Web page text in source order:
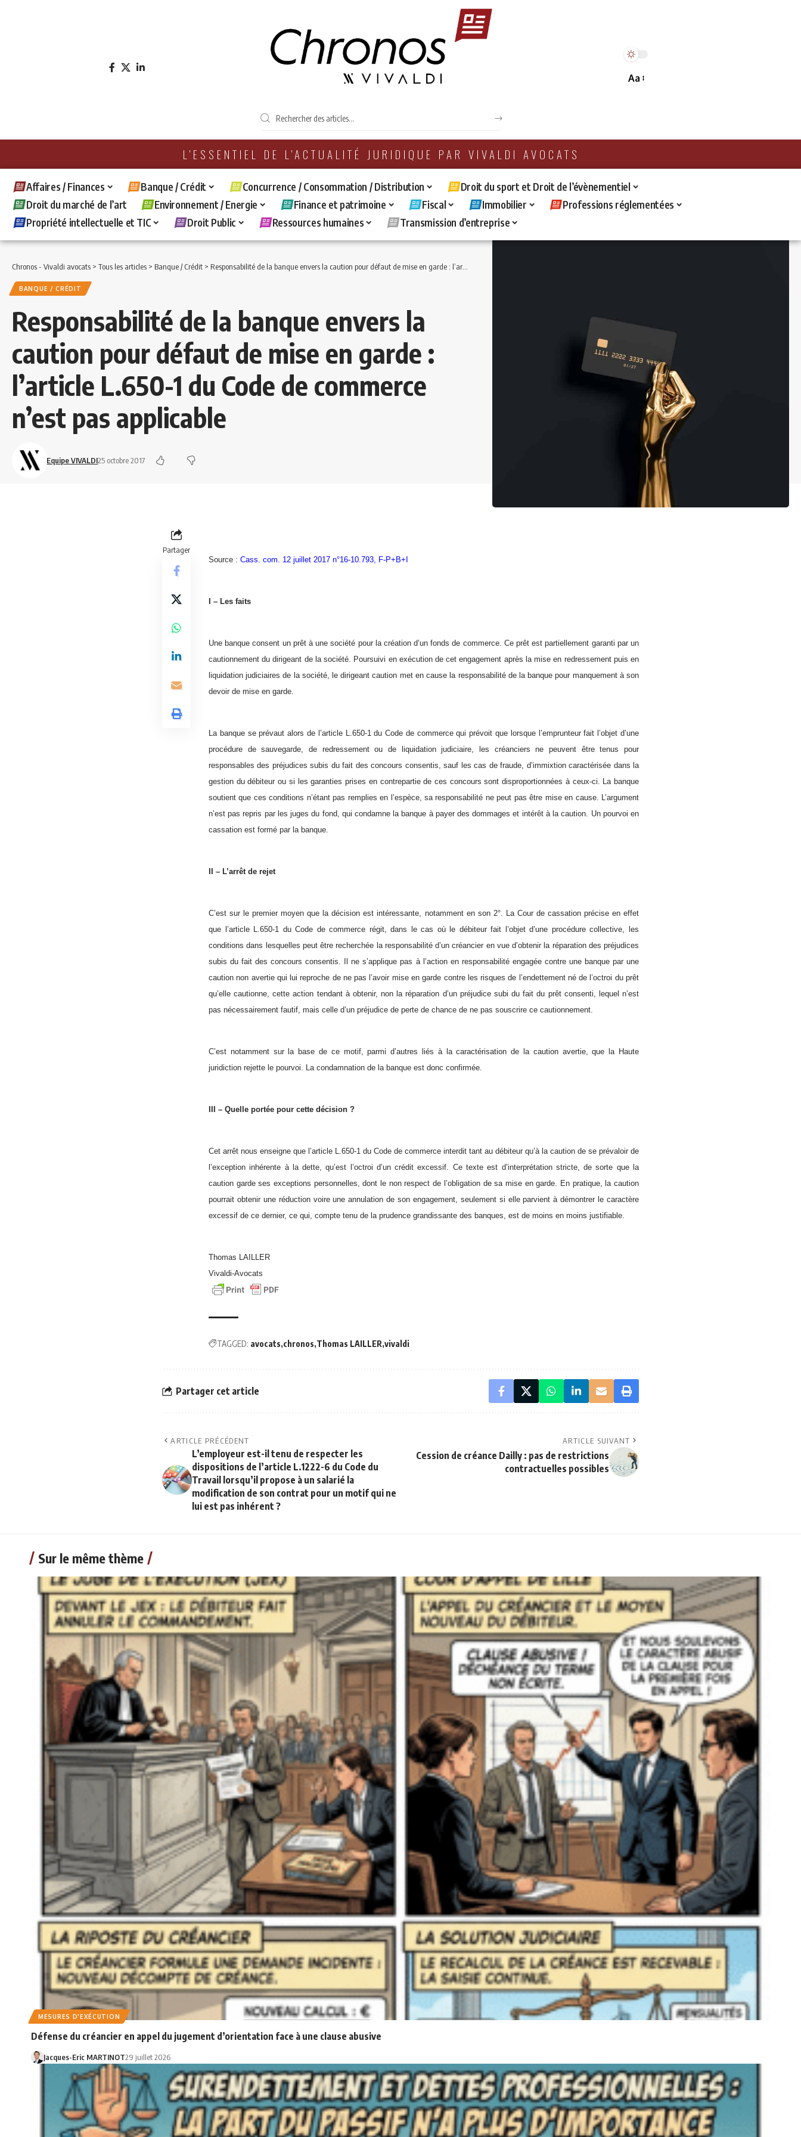
Aa
L'ESSENTIEL DE L'ACTUALITÉ JURIDIQUE PAR VIVALDI AVOCATS
Affaires / Finances Banque / Crédit Concurrence / Consommation / Distribution
Droit du sport et Droit de l’évènementiel
Droit du marché de l’art
Environnement / Energie Finance et patrimoine Fiscal Immobilier
Professions réglementées
Propriété intellectuelle et TIC
Droit Public Ressources humaines Transmission d’entreprise
Chronos - Vivaldi avocats > Tous les articles > Banque / Crédit > Responsabilité de la banque envers la caution pour défaut de mise en garde : l’article L.650-1 du Code de commerce n’est pas applicable
BANQUE / CRÉDIT
Responsabilité de la banque envers la
caution pour défaut de mise en garde :
l’article L.650-1 du Code de commerce
n’est pas applicable
Equipe VIVALDI25 octobre 2017
Partager
Source : Cass. com. 12 juillet 2017 n°16-10.793, F-P+B+I
I – Les faits
Une banque consent un prêt à une société pour la création d’un fonds de commerce. Ce prêt est partiellement garanti par un
cautionnement du dirigeant de la société. Poursuivi en exécution de cet engagement après la mise en redressement puis en
liquidation judiciaires de la société, le dirigeant caution met en cause la responsabilité de la banque pour manquement à son
devoir de mise en garde.
La banque se prévaut alors de l’article L.650-1 du Code de commerce qui prévoit que lorsque l’emprunteur fait l’objet d’une
procédure de sauvegarde, de redressement ou de liquidation judiciaire, les créanciers ne peuvent être tenus pour
responsables des préjudices subis du fait des concours consentis, sauf les cas de fraude, d’immixtion caractérisée dans la
gestion du débiteur ou si les garanties prises en contrepartie de ces concours sont disproportionnées à ceux-ci. La banque
soutient que ces conditions n’étant pas remplies en l’espèce, sa responsabilité ne peut pas être mise en cause. L’argument
n’est pas repris par les juges du fond, qui condamne la banque à payer des dommages et intérêt à la caution. Un pourvoi en
cassation est formé par la banque.
II – L’arrêt de rejet
C’est sur le premier moyen que la décision est intéressante, notamment en son 2°. La Cour de cassation précise en effet
que l’article L.650-1 du Code de commerce régit, dans le cas où le débiteur fait l’objet d’une procédure collective, les
conditions dans lesquelles peut être recherchée la responsabilité d’un créancier en vue d’obtenir la réparation des préjudices
subis du fait des concours consentis. Il ne s’applique pas à l’action en responsabilité engagée contre une banque par une
caution non avertie qui lui reproche de ne pas l’avoir mise en garde contre les risques de l’endettement né de l’octroi du prêt
qu’elle cautionne, cette action tendant à obtenir, non la réparation d’un préjudice subi du fait du prêt consenti, lequel n’est
pas nécessairement fautif, mais celle d’un préjudice de perte de chance de ne pas souscrire ce cautionnement.
C’est notamment sur la base de ce motif, parmi d’autres liés à la caractérisation de la caution avertie, que la Haute
juridiction rejette le pourvoi. La condamnation de la banque est donc confirmée.
III – Quelle portée pour cette décision ?
Cet arrêt nous enseigne que l’article L.650-1 du Code de commerce interdit tant au débiteur qu’à la caution de se prévaloir de
l’exception inhérente à la dette, qu’est l’octroi d’un crédit excessif. Ce texte est d’interprétation stricte, de sorte que la
caution garde ses exceptions personnelles, dont le non respect de l’obligation de sa mise en garde. En pratique, la caution
pourrait obtenir une réduction voire une annulation de son engagement, seulement si elle parvient à démontrer le caractère
excessif de ce dernier, ce qui, compte tenu de la prudence grandissante des banques, est de moins en moins justifiable.
Thomas LAILLER
Vivaldi-Avocats
TAGGED: avocats chronos Thomas LAILLER vivaldi
Partager cet article
ARTICLE PRÉCÉDENT
L’employeur est-il tenu de respecter les
dispositions de l’article L.1222-6 du Code du
Travail lorsqu’il propose à un salarié la
modification de son contrat pour un motif qui ne
lui est pas inhérent ?
ARTICLE SUIVANT
Cession de créance Dailly : pas de restrictions
contractuelles possibles
Sur le même thème
MESURES D'EXÉCUTION
Défense du créancier en appel du jugement d’orientation face à une clause abusive
Jacques-Eric MARTINOT29 juillet 2026